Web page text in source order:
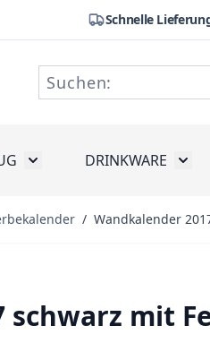
Schnelle
Schreibgeräte
Toggle submenu for
DRINKWARE
/ Wandkalender
schwarz mit